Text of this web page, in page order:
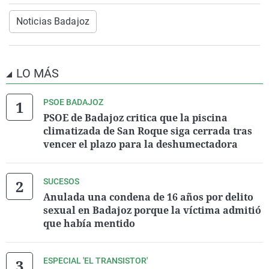
Noticias Badajoz
LO MÁS
PSOE BADAJOZ
PSOE de Badajoz critica que la piscina
climatizada de San Roque siga cerrada tras
vencer el plazo para la deshumectadora
SUCESOS
Anulada una condena de 16 años por delito
sexual en Badajoz porque la víctima admitió
que había mentido
ESPECIAL 'EL TRANSISTOR'